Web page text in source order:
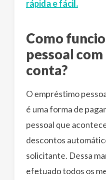
rápida e fácil.
Como
pessoal
conta?
O empréstimo
é uma forma de
pessoal que
descontos
solicitante. Dessa
efetuado todos os